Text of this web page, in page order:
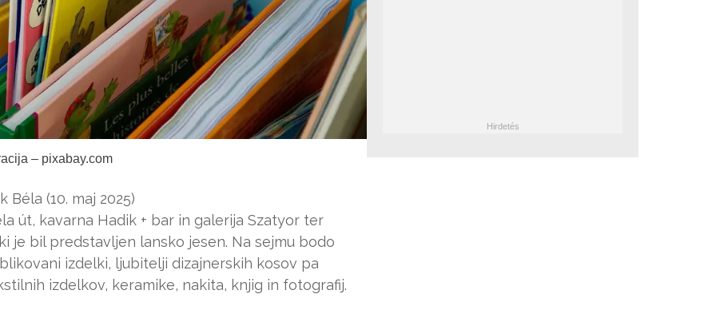
– pixabay.com
(10. maj 2025)
út, kavarna Hadik + bar in galerija Szatyor ter
je bil predstavljen lansko jesen. Na sejmu bodo
izdelki, ljubitelji dizajnerskih kosov pa
izdelkov, keramike, nakita, knjig in fotografij.